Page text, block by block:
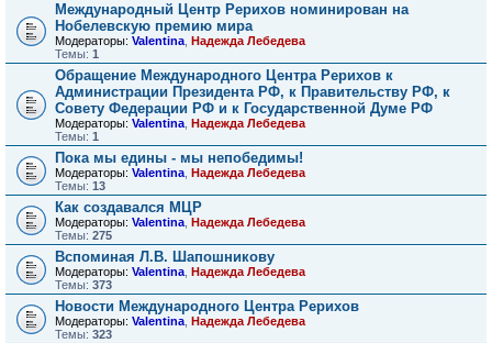
Международный Центр Рерихов номинирован на
Нобелевскую премию мира
Модераторы: Valentina Надежда Лебедева
Темы: 1
Обращение Международного Центра Рерихов к
Администрации Президента РФ, к Правительству РФ, к
Совету Федерации РФ и к Государственной Думе РФ
Модераторы: Valentina Надежда Лебедева
Темы: 1
Пока мы едины - мы непобедимы!
Модераторы: Valentina Надежда Лебедева
Темы: 13
Как создавался МЦР
Модераторы: Valentina Надежда Лебедева
Темы: 275
Вспоминая Л.В. Шапошникову
Модераторы: Valentina Надежда Лебедева
Темы: 373
Новости Международного Центра Рерихов
Модераторы: Valentina Надежда Лебедева
Темы: 323